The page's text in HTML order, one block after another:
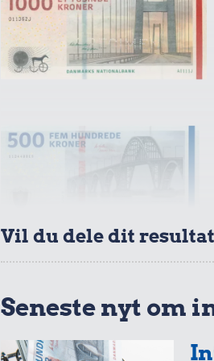
Vil du dele dit
Seneste nyt om